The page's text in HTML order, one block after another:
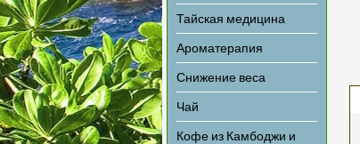
Тайская медицина
Ароматерапия
Снижение веса
Чай
Кофе из Камбоджи и